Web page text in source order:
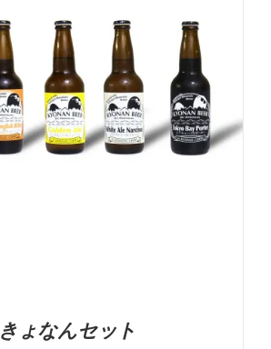
お買い物カゴに追加
詳細
きょなんセット